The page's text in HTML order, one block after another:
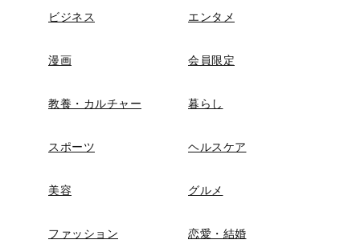
ビジネス エンタメ
漫画 会員限定
教養・カルチャー 暮らし
スポーツ ヘルスケア
美容 グルメ
ファッション 恋愛・結婚